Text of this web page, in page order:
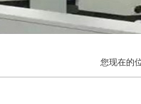
您现在的